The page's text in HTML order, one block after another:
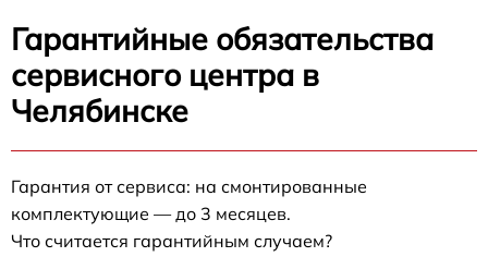
Гарантийные обязательства
сервисного центра в
Челябинске
Гарантия от сервиса: на смонтированные
комплектующие — до 3 месяцев.
Что считается гарантийным случаем?